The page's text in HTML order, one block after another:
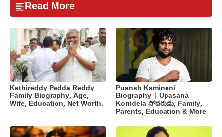
Read More
Kethireddy Pedda Reddy
Family Biography, Age,
Wife, Education, Net Worth.
Puansh Kamineni
Biography | Upasana
Konidela సోదరుడు, Family,
Parents, Education & More